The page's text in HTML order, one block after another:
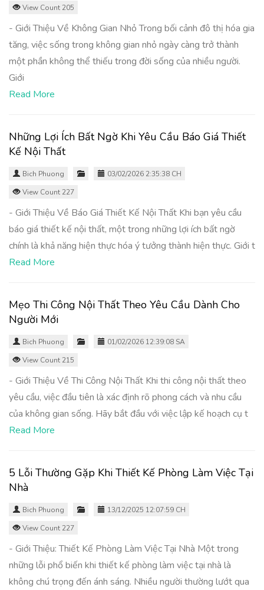
View Count 205
- Giới Thiệu Về Không Gian Nhỏ Trong bối cảnh đô thị hóa gia
tăng, việc sống trong không gian nhỏ ngày càng trở thành
một phần không thể thiếu trong đời sống của nhiều người.
Giới
Read More
Những Lợi Ích Bất Ngờ Khi Yêu Cầu Báo Giá Thiết
Kế Nội Thất
Bich Phuong
03/02/2026 2:35:38 CH
View Count 227
- Giới Thiệu Về Báo Giá Thiết Kế Nội Thất Khi bạn yêu cầu
báo giá thiết kế nội thất, một trong những lợi ích bất ngờ
chính là khả năng hiện thực hóa ý tưởng thành hiện thực. Giới t
Read More
Mẹo Thi Công Nội Thất Theo Yêu Cầu Dành Cho
Người Mới
Bich Phuong
01/02/2026 12:39:08 SA
View Count 215
- Giới Thiệu Về Thi Công Nội Thất Khi thi công nội thất theo
yêu cầu, việc đầu tiên là xác định rõ phong cách và nhu cầu
của không gian sống. Hãy bắt đầu với việc lập kế hoạch cụ t
Read More
5 Lỗi Thường Gặp Khi Thiết Kế Phòng Làm Việc Tại
Nhà
Bich Phuong
13/12/2025 12:07:59 CH
View Count 227
- Giới Thiệu: Thiết Kế Phòng Làm Việc Tại Nhà Một trong
những lỗi phổ biến khi thiết kế phòng làm việc tại nhà là
không chú trọng đến ánh sáng. Nhiều người thường lướt qua